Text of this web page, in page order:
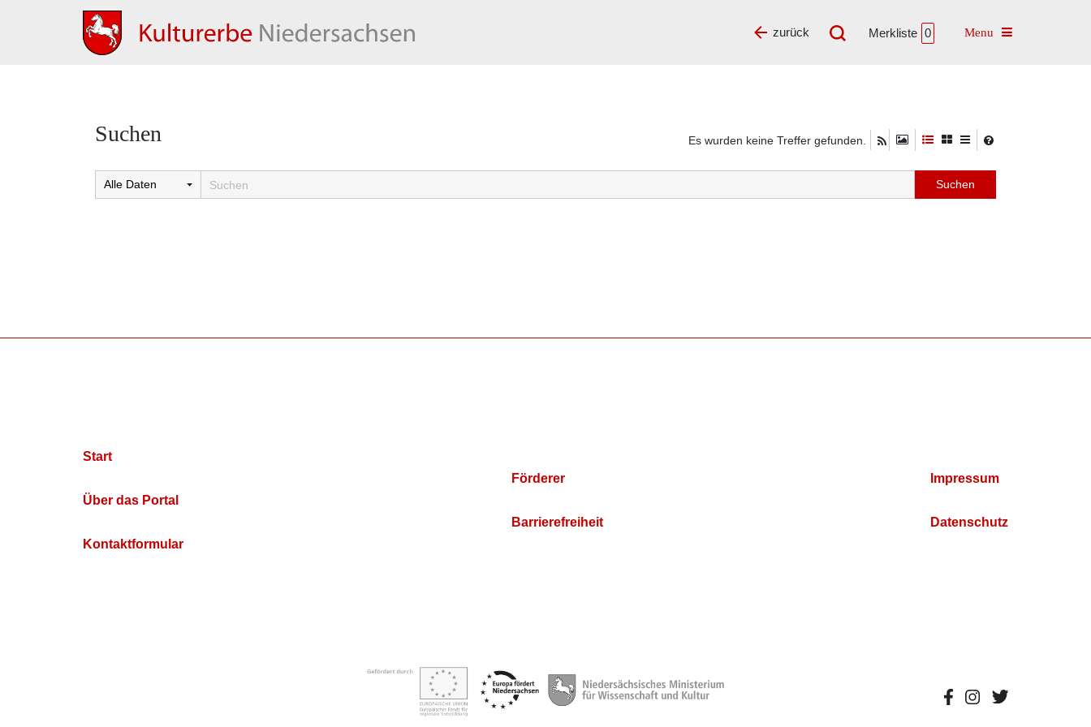
Merkliste 0 Toggle navigation
zurück
Suchen Es wurden keine Treffer gefunden.
Start
Über das Portal
Kontaktformular
Förderer
Barrierefreiheit
Impressum
Datenschutz